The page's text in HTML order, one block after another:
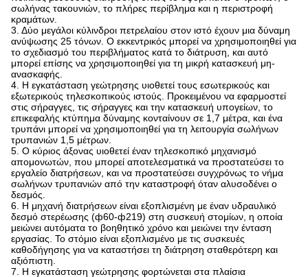
σωλήνας τακουνιών, το πλήρες περίβλημα και η περιστροφή
κραμάτων.
3. Δύο μεγάλοι κύλινδροι πετρελαίου στον ιστό έχουν μια δύναμη
ανύψωσης 25 τόνων. Ο εκκεντρικός μπορεί να χρησιμοποιηθεί για
το σχεδιασμό του περιβλήματος κατά το διάτρυση, και αυτό
μπορεί επίσης να χρησιμοποιηθεί για τη μικρή κατασκευή μη-
ανασκαφής.
4. Η εγκατάσταση γεώτρησης υιοθετεί τους εσωτερικούς και
εξωτερικούς τηλεσκοπικούς ιστούς. Προκειμένου να εφαρμοστεί
στις σήραγγες, τις σήραγγες και την κατασκευή υπογείων, το
επικεφαλής κτύπημα δύναμης κονταίνουν σε 1,7 μέτρα, και ένα
τρυπάνι μπορεί να χρησιμοποιηθεί για τη λειτουργία σωλήνων
τρυπανιών 1,5 μέτρων.
5. Ο κύριος άξονας υιοθετεί έναν τηλεσκοπικό μηχανισμό
απομονωτών, που μπορεί αποτελεσματικά να προστατεύσει το
εργαλείο διατρήσεων, και να προστατεύσει συγχρόνως το νήμα
σωλήνων τρυπανιών από την καταστροφή όταν αλυσοδένει ο
δεσμός.
6. Η μηχανή διατρήσεων είναι εξοπλισμένη με έναν υδραυλικό
δεσμό στερέωσης (ф60-ф219) στη συσκευή στομίων, η οποία
μειώνει αυτόματα το βοηθητικό χρόνο και μειώνει την ένταση
εργασίας. Το στόμιο είναι εξοπλισμένο με τις συσκευές
καθοδήγησης για να καταστήσει τη διάτρηση σταθερότερη και
αξιόπιστη.
7. Η εγκατάσταση γεώτρησης φορτώνεται στα πλαίσια